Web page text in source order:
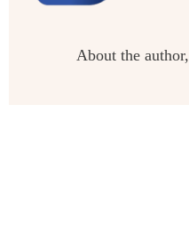
About the author,